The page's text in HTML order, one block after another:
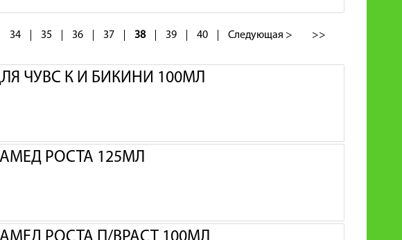
34 35 36 37 38 39 40 Следующая > >>
ЧУВС К И БИКИНИ 100МЛ
РОСТА 125МЛ